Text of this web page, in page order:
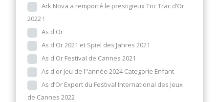
Ark Nova a remporté le prestigieux Tric Trac d’Or
2022 !
As d'Or
As d'Or 2021 et Spiel des Jahres 2021
As d'Or Festival de Cannes 2021
As d'or Jeu de l"année 2024 Categorie Enfant
As d’Or Expert du Festival International des Jeux
de Cannes 2022